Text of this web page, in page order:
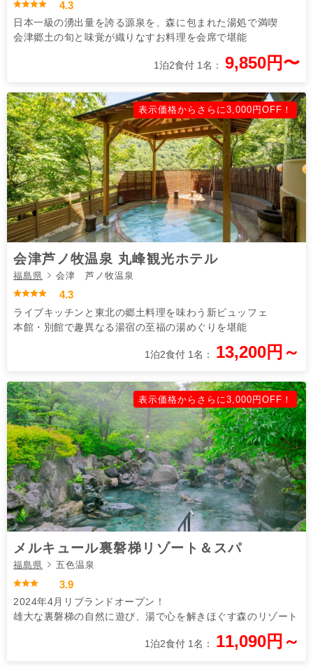
4.3
日本一級の湧出量を誇る源泉を、森に包まれた湯処で満喫
会津郷土の旬と味覚が織りなすお料理を会席で堪能
1泊2食付 1名： 9,850円〜
表示価格からさらに3,000円OFF！
会津芦ノ牧温泉 丸峰観光ホテル
福島県 会津 芦ノ牧温泉
4.3
ライブキッチンと東北の郷土料理を味わう新ビュッフェ
本館・別館で趣異なる湯宿の至福の湯めぐりを堪能
1泊2食付 1名： 13,200円～
表示価格からさらに3,000円OFF！
メルキュール裏磐梯リゾート＆スパ
福島県 五色温泉
3.9
2024年4月リブランドオープン！
雄大な裏磐梯の自然に遊び、湯で心を解きほぐす森のリゾート
1泊2食付 1名： 11,090円～